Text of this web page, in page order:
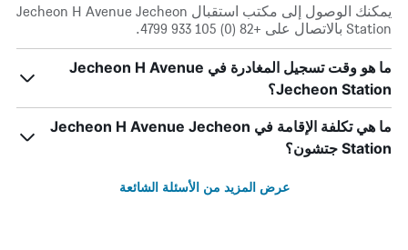
يمكنك الوصول إلى مكتب استقبال Jecheon H Avenue Jecheon
Station بالاتصال على +82 (0) 105 933 4799.
ما هو وقت تسجيل المغادرة في Jecheon H Avenue
Jecheon Station؟
ما هي تكلفة الإقامة في Jecheon H Avenue Jecheon
Station جتشون؟
عرض المزيد من الأسئلة الشائعة